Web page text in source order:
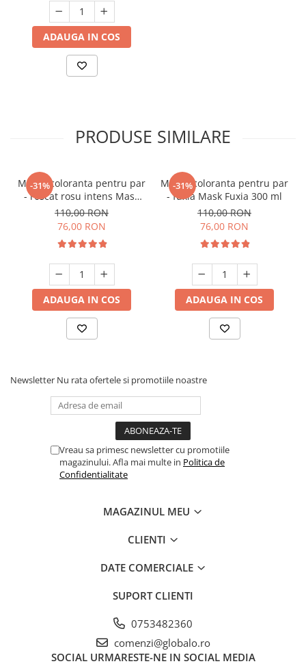
ADAUGA IN COS
PRODUSE SIMILARE
-31%
Masca coloranta pentru par
- roscat rosu intens Mask
Intense Red 300 ml
110,00 RON
76,00 RON
ADAUGA IN COS
-31%
Masca coloranta pentru par
- fuxia Mask Fuxia 300 ml
110,00 RON
76,00 RON
ADAUGA IN COS
Newsletter Nu rata ofertele si promotiile noastre
Vreau sa primesc newsletter cu promotiile
magazinului. Afla mai multe in Politica de
Confidentialitate
MAGAZINUL MEU
CLIENTI
DATE COMERCIALE
SUPORT CLIENTI
0753482360
comenzi@globalo.ro
SOCIAL URMARESTE-NE IN SOCIAL MEDIA